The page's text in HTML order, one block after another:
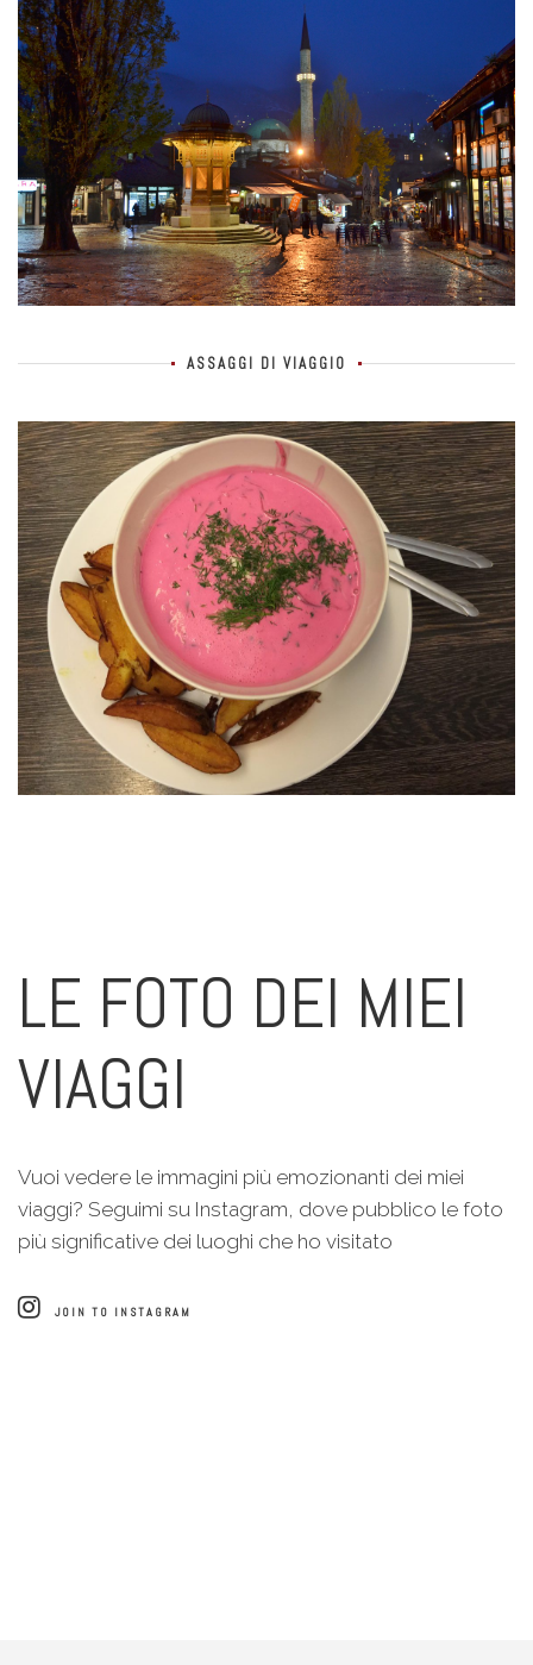
ASSAGGI DI VIAGGIO
LE FOTO DEI MIEI
VIAGGI
Vuoi vedere le immagini più emozionanti dei miei
viaggi? Seguimi su Instagram, dove pubblico le foto
più significative dei luoghi che ho visitato
JOIN TO INSTAGRAM